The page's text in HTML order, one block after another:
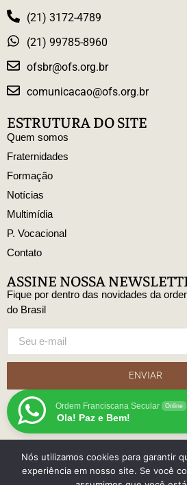
(21) 3172-4789
(21) 99785-8960
ofsbr@ofs.org.br
comunicacao@ofs.org.br
ESTRUTURA DO SITE
Quem somos
Fraternidades
Formação
Notícias
Multimídia
P. Vocacional
Contato
ASSINE NOSSA
Fique por dentro das novidades da
do Brasil
ENVIAR
Ordem Franciscana Secular Online
Ola! Paz e Bem!
© Copyright Ordem Franciscana Secular
Nós utilizamos cookies para garantir
experiência em nosso site. Se você